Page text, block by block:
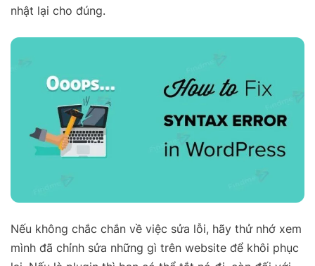
nhật lại cho đúng.
Nếu không chắc chắn về việc sửa lỗi, hãy thử nhớ xem
mình đã chỉnh sửa những gì trên website để khôi phục